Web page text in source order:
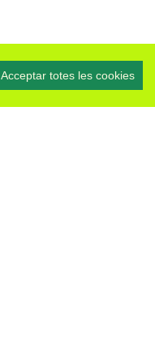
Acceptar totes les cookies